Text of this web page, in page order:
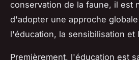
conservation de la faune, il est
d'adopter une approche
l'éducation, la sensibilisation et
Premièrement, l'éducation est